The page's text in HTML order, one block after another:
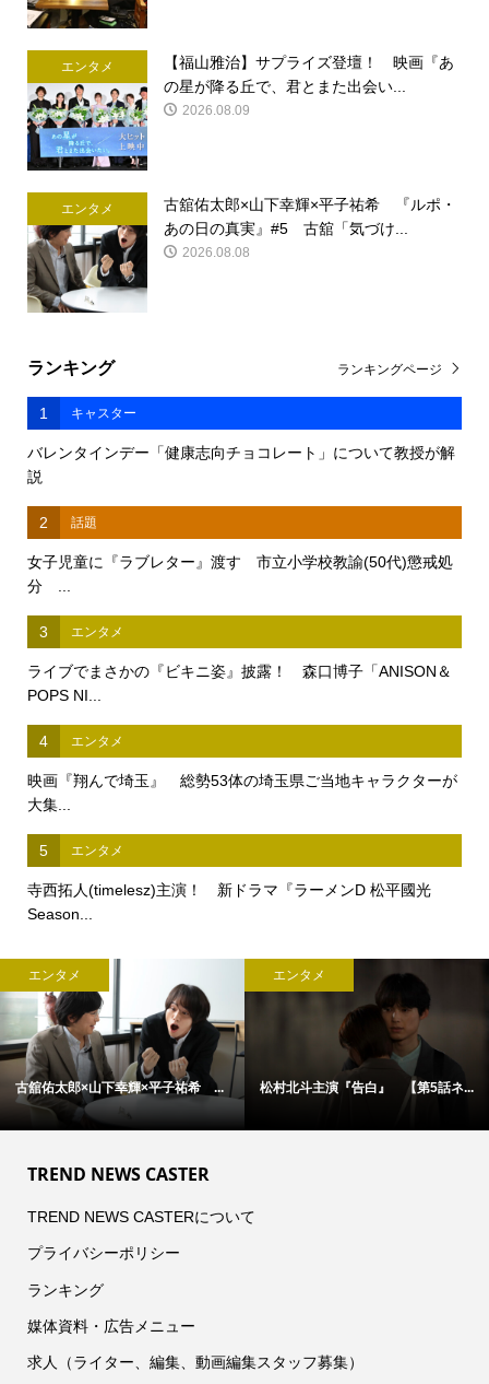
エンタメ
【福山雅治】サプライズ登壇！ 映画『あ
の星が降る丘で、君とまた出会い...
2026.08.09
エンタメ
古舘佑太郎×山下幸輝×平子祐希 『ルポ・
あの日の真実』#5 古舘「気づけ...
2026.08.08
ランキング
1 キャスター
バレンタインデー「健康志向チョコレート」について教授が解
説
2 話題
女子児童に『ラブレター』渡す 市立小学校教諭(50代)懲戒処
分 ...
3 エンタメ
ライブでまさかの『ビキニ姿』披露！ 森口博子「ANISON＆
POPS NI...
4 エンタメ
映画『翔んで埼玉』 総勢53体の埼玉県ご当地キャラクターが
大集...
5 エンタメ
寺西拓人(timelesz)主演！ 新ドラマ『ラーメンD 松平國光
Season...
ランキングページ
エンタメ
古舘佑太郎×山下幸輝×平子祐希 ...
エンタメ
松村北斗主演『告白』 【第5話ネ...
TREND NEWS CASTER
TREND NEWS CASTERについて
プライバシーポリシー
ランキング
媒体資料・広告メニュー
求人（ライター、編集、動画編集スタッフ募集）